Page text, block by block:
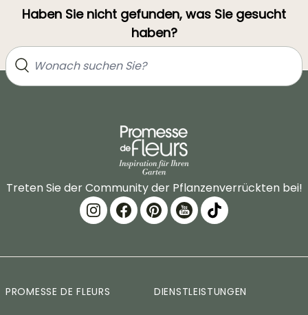
Haben Sie nicht gefunden, was Sie gesucht
haben?
Treten Sie der Community der Pflanzenverrückten bei!
PROMESSE DE FLEURS DIENSTLEISTUNGEN